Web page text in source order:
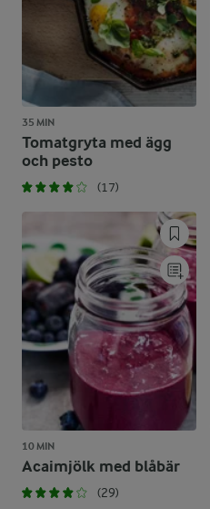
35 MIN
Tomatgryta med ägg
och pesto
(17)
10 MIN
Acaimjölk med blåbär
(29)